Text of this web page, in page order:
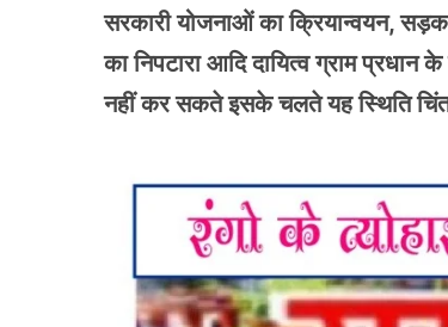
सरकारी योजनाओं का क्रियान्वयन,
का निपटारा आदि दायित्व ग्राम प्रधान
नहीं कर सकते इसके चलते यह स्थिति